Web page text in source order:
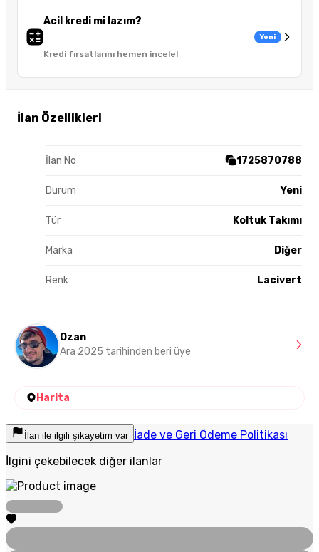
Acil kredi mi lazım?
Kredi fırsatlarını hemen incele!
Yeni
İlan Özellikleri
İlan No 1725870788
Durum Yeni
Tür Koltuk Takımı
Marka Diğer
Renk Lacivert
Ozan
Ara 2025 tarihinden beri üye
Harita
İlan ile ilgili şikayetim var İade ve Geri Ödeme Politikası
İlgini çekebilecek diğer ilanlar